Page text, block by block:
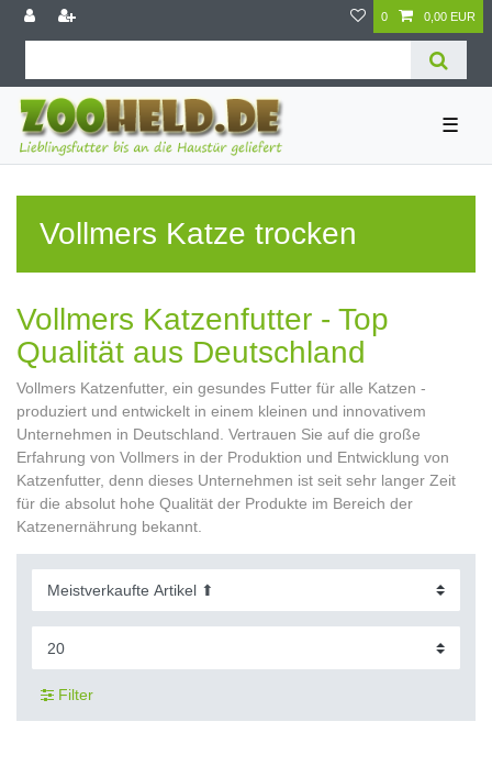
0 0,00 EUR
☰
Vollmers Katze trocken
Vollmers Katzenfutter - Top
Qualität aus Deutschland
Vollmers Katzenfutter, ein gesundes Futter für alle Katzen -
produziert und entwickelt in einem kleinen und innovativem
Unternehmen in Deutschland. Vertrauen Sie auf die große
Erfahrung von Vollmers in der Produktion und Entwicklung von
Katzenfutter, denn dieses Unternehmen ist seit sehr langer Zeit
für die absolut hohe Qualität der Produkte im Bereich der
Katzenernährung bekannt.
Filter